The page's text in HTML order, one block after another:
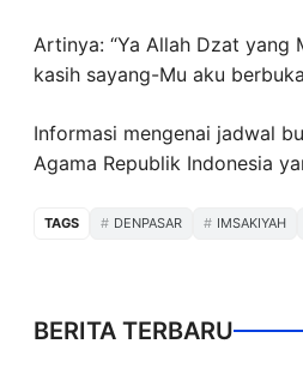
Artinya: “Ya Allah Dzat yang
kasih sayang-Mu aku
Informasi mengenai jadwal
Agama Republik Indonesia
TAGS DENPASAR IMSAKIYAH
BERITA TERBARU